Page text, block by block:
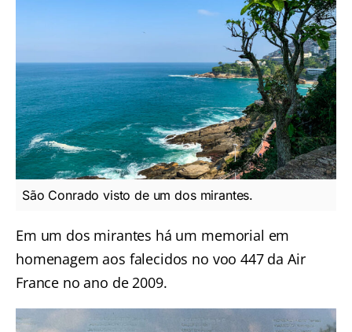
São Conrado visto de um dos mirantes.
Em um dos mirantes há um memorial em
homenagem aos falecidos no voo 447 da Air
France no ano de 2009.